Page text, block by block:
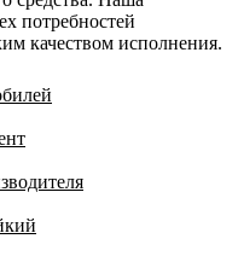
потребностей
качеством исполнения.